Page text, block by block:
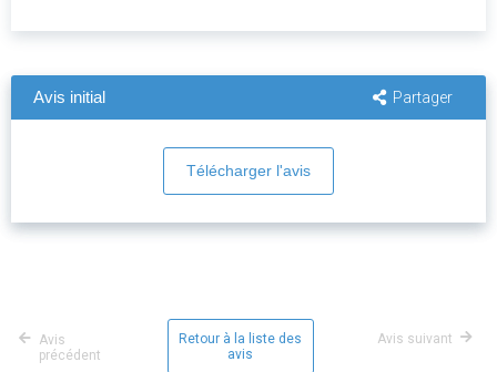
Avis initial Partager
Télécharger l'avis
Avis
précédent
Retour à la liste des
avis
Avis suivant